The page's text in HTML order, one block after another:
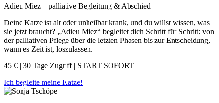
Adieu Miez – palliative Begleitung & Abschied
Deine Katze ist alt oder unheilbar krank, und du willst wissen, was
sie jetzt braucht? „Adieu Miez“ begleitet dich Schritt für Schritt: von
der palliativen Pflege über die letzten Phasen bis zur Entscheidung,
wann es Zeit ist, loszulassen.
45 € | 30 Tage Zugriff | START SOFORT
Ich begleite meine Katze!